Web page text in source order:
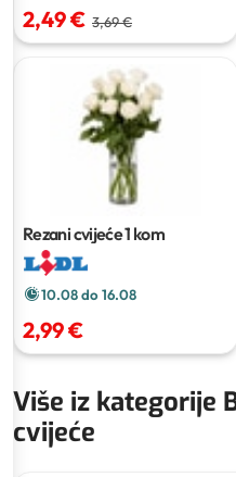
2,49 € 3,69 €
Rezani cvijeće1 kom
10.08 do 16.08
2,99 €
Više iz kategorije
cvijeće